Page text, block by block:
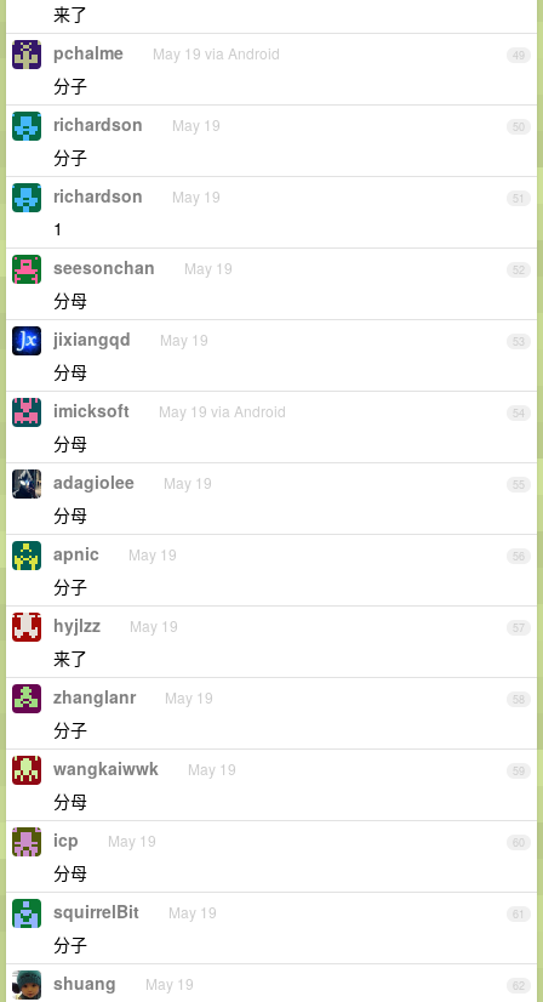
来了
49
pchalme May 19 via Android
分子
50
richardson May 19
分子
51
richardson May 19
1
52
seesonchan May 19
分母
53
jixiangqd May 19
分母
54
imicksoft May 19 via Android
分母
55
adagiolee May 19
分母
56
apnic May 19
分子
57
hyjlzz May 19
来了
58
zhanglanr May 19
分子
59
wangkaiwwk May 19
分母
60
icp May 19
分母
61
squirrelBit May 19
分子
62
shuang May 19